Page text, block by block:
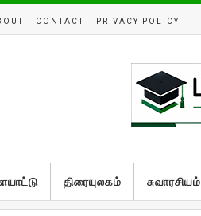
CONTACT PRIVACY POLICY
திரையுலகம் சுவாரசியம்